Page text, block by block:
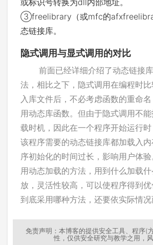
或标识号转换为dll内部地址。
③freelibrary（或mfc的
态链接库。
隐式调用与显式调用的对比
前面已经详细介绍了动态链接
法，相比之下，隐式调用在编程时
入库文件后，不必考虑函数的重命
用动态库函数。但由于隐式调用不
载时机，因此在一个程序开始运行
该程序需要的动态链接库都加载入
序初始化的时间过长，影响用户体
用动态加载的方法，用到什么加载
放，灵活性较高，可以使程序得到
到底采用哪种方法，还要依实际情况
免责声明：本博客的提供安全工具、程序(
性，仅供安全研究与教学之用，